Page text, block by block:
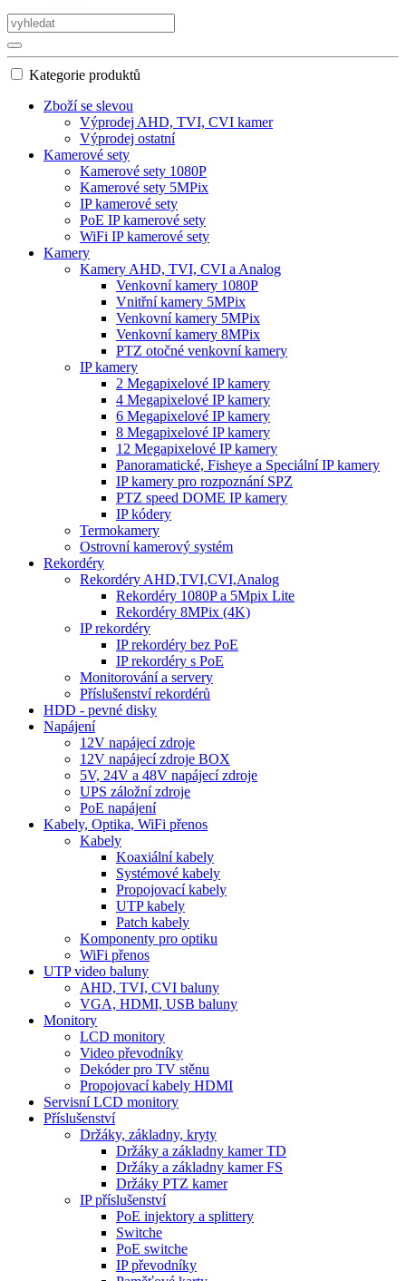
Kategorie produktů
Zboží se slevou
Výprodej AHD, TVI, CVI kamer
Výprodej ostatní
Kamerové sety
Kamerové sety 1080P
Kamerové sety 5MPix
IP kamerové sety
PoE IP kamerové sety
WiFi IP kamerové sety
Kamery
Kamery AHD, TVI, CVI a Analog
Venkovní kamery 1080P
Vnitřní kamery 5MPix
Venkovní kamery 5MPix
Venkovní kamery 8MPix
PTZ otočné venkovní kamery
IP kamery
2 Megapixelové IP kamery
4 Megapixelové IP kamery
6 Megapixelové IP kamery
8 Megapixelové IP kamery
12 Megapixelové IP kamery
Panoramatické, Fisheye a Speciální IP kamery
IP kamery pro rozpoznání SPZ
PTZ speed DOME IP kamery
IP kódery
Termokamery
Ostrovní kamerový systém
Rekordéry
Rekordéry AHD,TVI,CVI,Analog
Rekordéry 1080P a 5Mpix Lite
Rekordéry 8MPix (4K)
IP rekordéry
IP rekordéry bez PoE
IP rekordéry s PoE
Monitorování a servery
Příslušenství rekordérů
HDD - pevné disky
Napájení
12V napájecí zdroje
12V napájecí zdroje BOX
5V, 24V a 48V napájecí zdroje
UPS záložní zdroje
PoE napájení
Kabely, Optika, WiFi přenos
Kabely
Koaxiální kabely
Systémové kabely
Propojovací kabely
UTP kabely
Patch kabely
Komponenty pro optiku
WiFi přenos
UTP video baluny
AHD, TVI, CVI baluny
VGA, HDMI, USB baluny
Monitory
LCD monitory
Video převodníky
Dekóder pro TV stěnu
Propojovací kabely HDMI
Servisní LCD monitory
Příslušenství
Držáky, základny, kryty
Držáky a základny kamer TD
Držáky a základny kamer FS
Držáky PTZ kamer
IP příslušenství
PoE injektory a splittery
Switche
PoE switche
IP převodníky